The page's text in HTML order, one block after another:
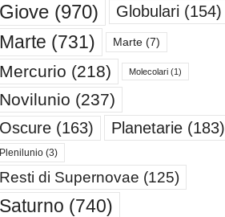
Giove(970) Globulari (154)
Marte (731) Marte(7)
Mercurio (218) Molecolari(1)
Novilunio (237)
Oscure(163) Planetarie(183)
Plenilunio(3)
Resti di Supernovae (125)
Saturno (740)